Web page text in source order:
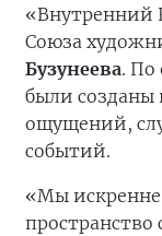
«Внутренний
Союза
Бузунеева. По
были созданы
ощущений,
событий.
«Мы искренне